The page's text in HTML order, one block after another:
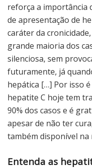
reforça a importância
de apresentação de
caráter da
grande maioria dos
silenciosa, sem
futuramente, já
hepática […] Por isso
hepatite C hoje tem
90% dos casos e é
apesar de não ter
também disponível na
Entenda as